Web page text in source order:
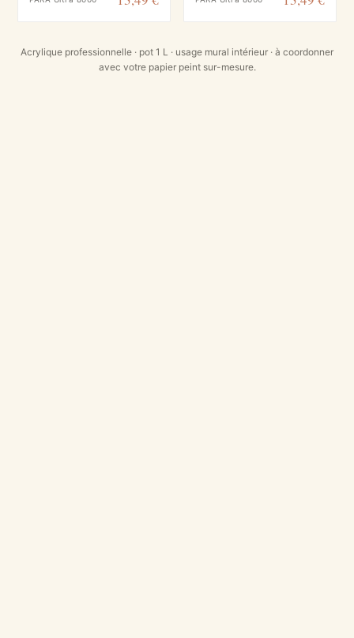
Acrylique professionnelle · pot 1 L · usage mural intérieur · à coordonner
avec votre papier peint sur-mesure.